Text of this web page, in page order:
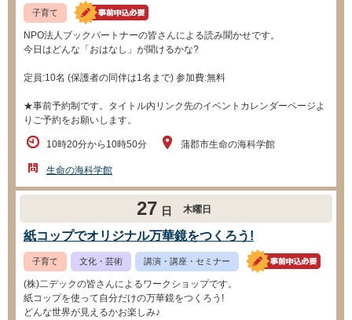
子育て
NPO法人ブックパートナーの皆さんによる読み聞かせです。
今日はどんな「おはなし」が聞けるかな?
定員:10名 (保護者の同伴は1名まで) 参加費:無料
★事前予約制です。タイトル内リンク先のイベントカレンダーページよ
りご予約をお願いします。
10時20分から10時50分 蒲郡市生命の海科学館
生命の海科学館
27 日 木曜日
紙コップでオリジナル万華鏡をつくろう!
子育て 文化・芸術 講演・講座・セミナー
(株)二デックの皆さんによるワークショップです。
紙コップを使って自分だけの万華鏡をつくろう!
どんな世界が見えるかお楽しみ♪